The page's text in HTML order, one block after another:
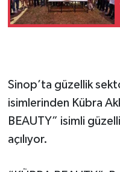
Sinop’ta güzellik
isimlerinden Kübra
BEAUTY” isimli
açılıyor.